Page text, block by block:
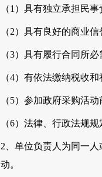
（1）具有独立承担民事
（2）具有良好的商业
（3）具有履行合同所
（4）有依法缴纳税收
（5）参加政府采购活
（6）法律、行政法规规
2、单位负责人为同一
动。